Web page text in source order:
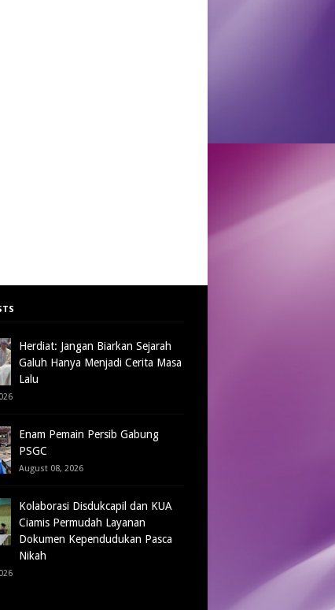
Herdiat: Jangan Biarkan Sejarah
Galuh Hanya Menjadi Cerita Masa
Lalu
Enam Pemain Persib Gabung
PSGC
August 08, 2026
Kolaborasi Disdukcapil dan KUA
Ciamis Permudah Layanan
Dokumen Kependudukan Pasca
Nikah